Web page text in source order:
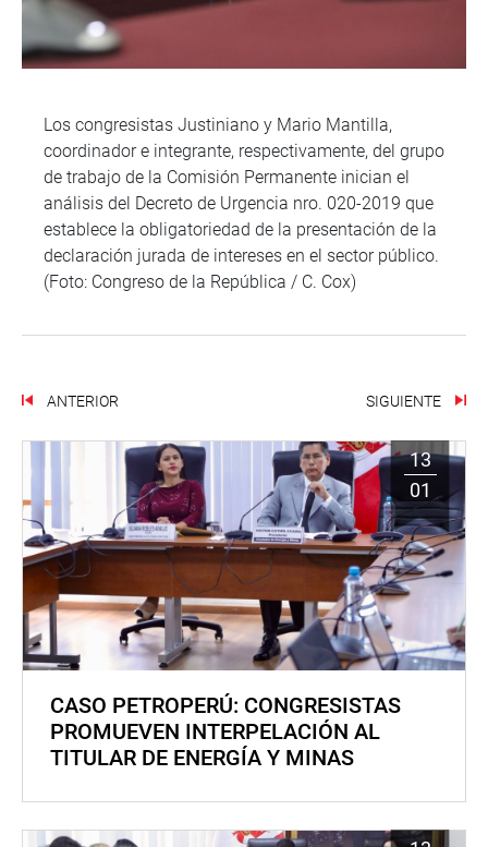
Los congresistas Justiniano y Mario Mantilla,
coordinador e integrante, respectivamente, del grupo
de trabajo de la Comisión Permanente inician el
análisis del Decreto de Urgencia nro. 020-2019 que
establece la obligatoriedad de la presentación de la
declaración jurada de intereses en el sector público.
(Foto: Congreso de la República / C. Cox)
ANTERIOR SIGUIENTE
13
01
CASO PETROPERÚ: CONGRESISTAS
PROMUEVEN INTERPELACIÓN AL
TITULAR DE ENERGÍA Y MINAS